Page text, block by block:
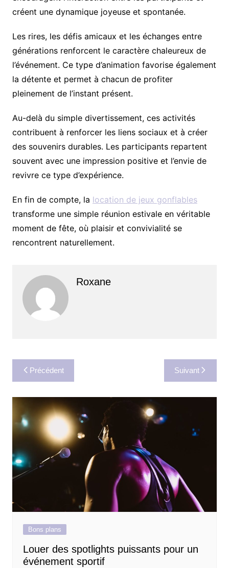
créent une dynamique joyeuse et spontanée.
Les rires, les défis amicaux et les échanges entre
générations renforcent le caractère chaleureux de
l’événement. Ce type d’animation favorise également
la détente et permet à chacun de profiter
pleinement de l’instant présent.
Au-delà du simple divertissement, ces activités
contribuent à renforcer les liens sociaux et à créer
des souvenirs durables. Les participants repartent
souvent avec une impression positive et l’envie de
revivre ce type d’expérience.
En fin de compte, la location de jeux gonflables
transforme une simple réunion estivale en véritable
moment de fête, où plaisir et convivialité se
rencontrent naturellement.
Roxane
Navigation
de
l’article
Précédent Suivant
Bons plans
Louer des spotlights puissants pour un
événement sportif